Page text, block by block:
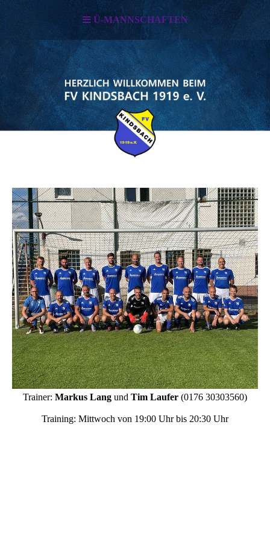
Ü-MANNSCHAFTEN
Trainer: Markus Lang und Tim Laufer (0176 30303560)
Training: Mittwoch von 19:00 Uhr bis 20:30 Uhr